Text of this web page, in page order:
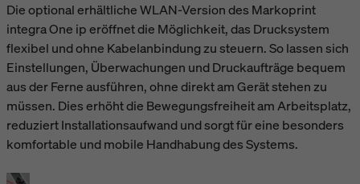
Die optional erhältliche WLAN-Version des Markoprint
integra One ip eröffnet die Möglichkeit, das Drucksystem
flexibel und ohne Kabelanbindung zu steuern. So lassen sich
Einstellungen, Überwachungen und Druckaufträge bequem
aus der Ferne ausführen, ohne direkt am Gerät stehen zu
müssen. Dies erhöht die Bewegungsfreiheit am Arbeitsplatz,
reduziert Installationsaufwand und sorgt für eine besonders
komfortable und mobile Handhabung des Systems.